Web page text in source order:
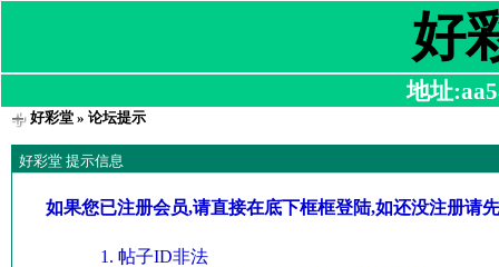
好
地址
好彩堂» 论坛提示
好彩堂 提示信息
如果您已注册会员,请直接在底下框框登陆,如还没注册请
帖子ID非法